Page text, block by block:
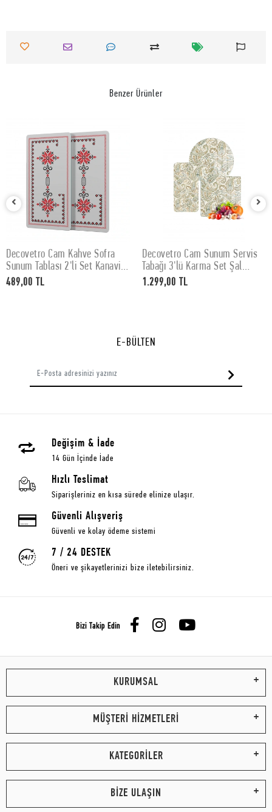
Benzer Ürünler
SEPETE EKLE
Decovetro Cam Kahve Sofra
Sunum Tablası 2'li Set Kanaviçe
Desenli 30 x 15 cm
489,00 TL
SEPETE EKLE
Decovetro Cam Sunum Servis
Tabağı 3'lü Karma Set Şal
Desenli
1.299,00 TL
E-BÜLTEN
Değişim & İade
14 Gün İçinde İade
Hızlı Teslimat
Siparişleriniz en kısa sürede elinize ulaşır.
Güvenli Alışveriş
Güvenli ve kolay ödeme sistemi
7 / 24 DESTEK
Öneri ve şikayetlerinizi bize iletebilirsiniz.
Bizi Takip Edin
KURUMSAL
MÜŞTERİ HİZMETLERİ
KATEGORİLER
BİZE ULAŞIN